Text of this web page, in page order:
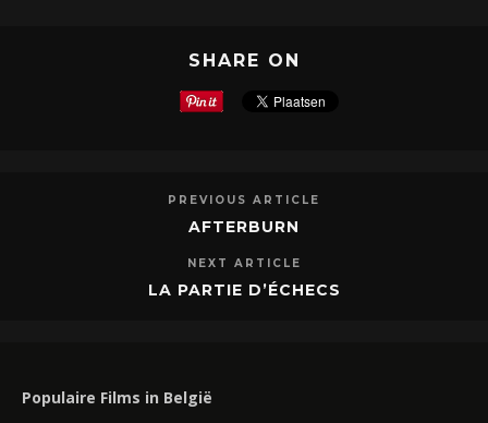
SHARE ON
PREVIOUS ARTICLE
AFTERBURN
NEXT ARTICLE
LA PARTIE D’ÉCHECS
Populaire Films in België